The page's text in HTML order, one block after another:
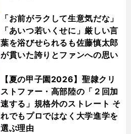
「お前がラクして生意気だな」
「あいつ若いくせに」厳しい言
葉を浴びせられるも佐藤慎太郎
が貫いた誇りとファンへの思い
【夏の甲子園2026】聖隷クリ
ストファー・高部陸の「２回加
速する」規格外のストレート そ
れでもプロではなく大学進学を
選ぶ理由